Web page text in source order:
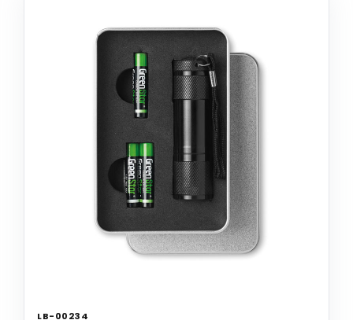
LB-00234